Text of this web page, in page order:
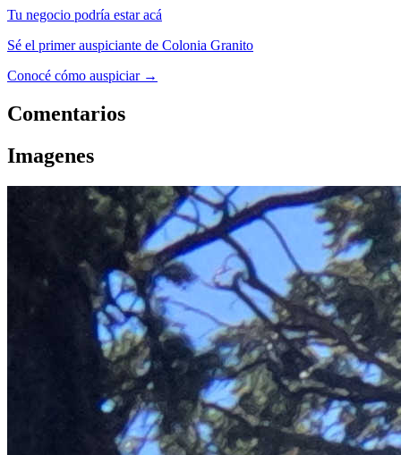
Tu negocio podría estar acá
Sé el primer auspiciante de Colonia Granito
Conocé cómo auspiciar →
Comentarios
Imagenes